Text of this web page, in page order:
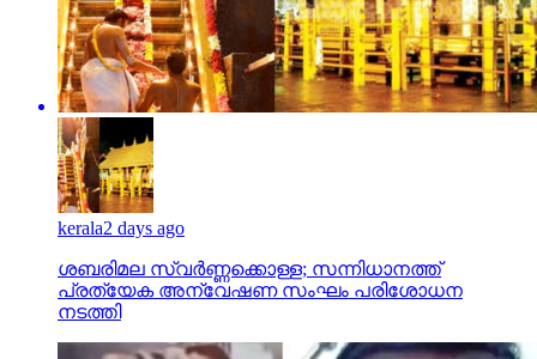
kerala2 days ago
ശബരിമല സ്വര്‍ണ്ണക്കൊള്ള; സന്നിധാനത്ത്
പ്രത്യേക അന്വേഷണ സംഘം പരിശോധന
നടത്തി